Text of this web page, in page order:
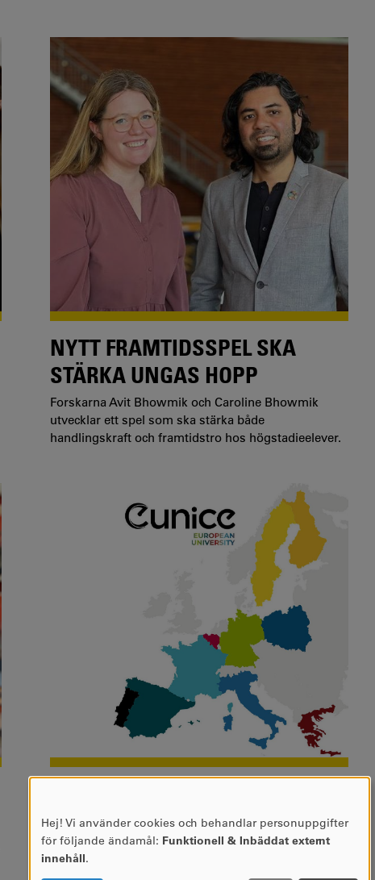
NYTT FRAMTIDSSPEL SKA
STÄRKA UNGAS HOPP
Forskarna Avit Bhowmik och Caroline Bhowmik
utvecklar ett spel som ska stärka både
handlingskraft och framtidstro hos högstadieelever.
EUROPAUNIVERSITETET
EUNICE
Vill du komplettera din utbildning med
ANVÄNDNING
AV
Hej! Vi använder cookies och behandlar personuppgifter
för följande ändamål: Funktionell & Inbäddat externt
innehåll.